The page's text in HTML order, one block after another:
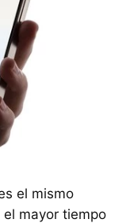
el mismo
mayor tiempo